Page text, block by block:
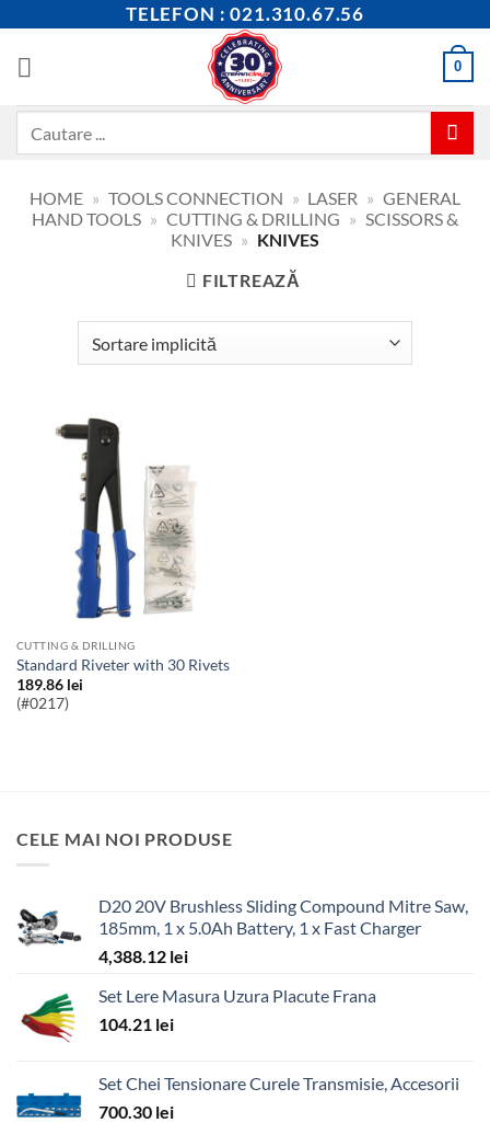
content
TELEFON : 021.310.67.56
0
HOME » TOOLS CONNECTION » LASER » GENERAL
HAND TOOLS » CUTTING & DRILLING » SCISSORS &
KNIVES » KNIVES
FILTREAZĂ
CUTTING & DRILLING
Standard Riveter with 30 Rivets
189.86 lei
(#0217)
CELE MAI NOI PRODUSE
D20 20V Brushless Sliding Compound Mitre Saw,
185mm, 1 x 5.0Ah Battery, 1 x Fast Charger
4,388.12 lei
Set Lere Masura Uzura Placute Frana
104.21 lei
Set Chei Tensionare Curele Transmisie, Accesorii
700.30 lei